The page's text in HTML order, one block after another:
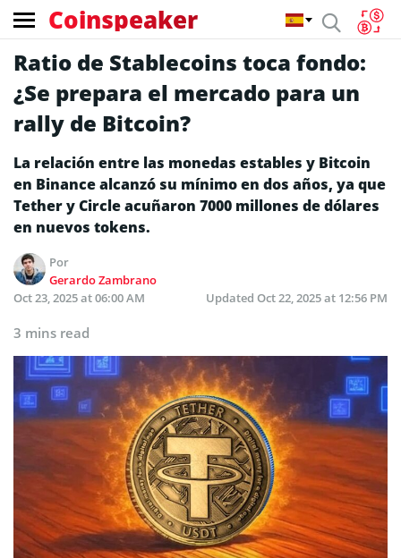
Coinspeaker
Ratio de Stablecoins toca fondo:
¿Se prepara el mercado para un
rally de Bitcoin?
La relación entre las monedas estables y Bitcoin
en Binance alcanzó su mínimo en dos años, ya que
Tether y Circle acuñaron 7000 millones de dólares
en nuevos tokens.
Por
Gerardo Zambrano
Oct 23, 2025 at 06:00 AM
Updated Oct 22, 2025 at 12:56 PM
3 mins read